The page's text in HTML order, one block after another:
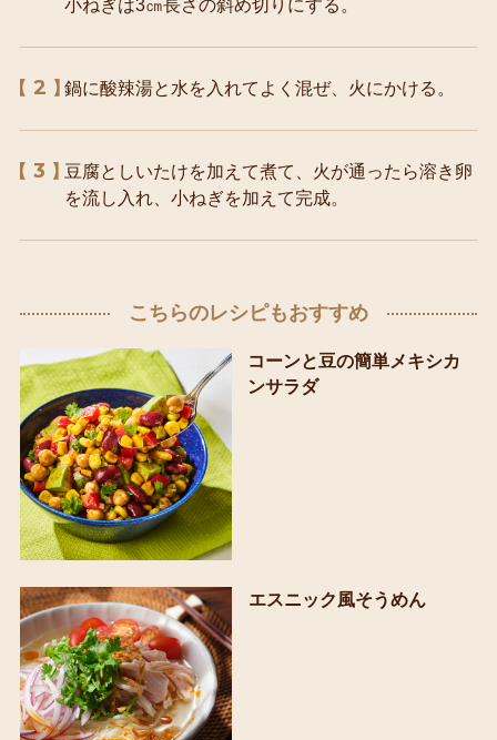
小ねぎは3㎝長さの斜め切りにする。
2 鍋に酸辣湯と水を入れてよく混ぜ、火にかける。
3
豆腐としいたけを加えて煮て、火が通ったら溶き卵
を流し入れ、小ねぎを加えて完成。
こちらのレシピもおすすめ
コーンと豆の簡単メキシカ
ンサラダ
エスニック風そうめん